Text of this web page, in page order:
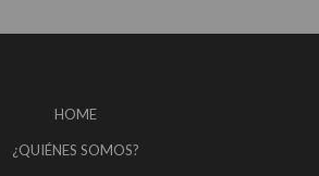
HOME
¿QUIÉNES SOMOS?